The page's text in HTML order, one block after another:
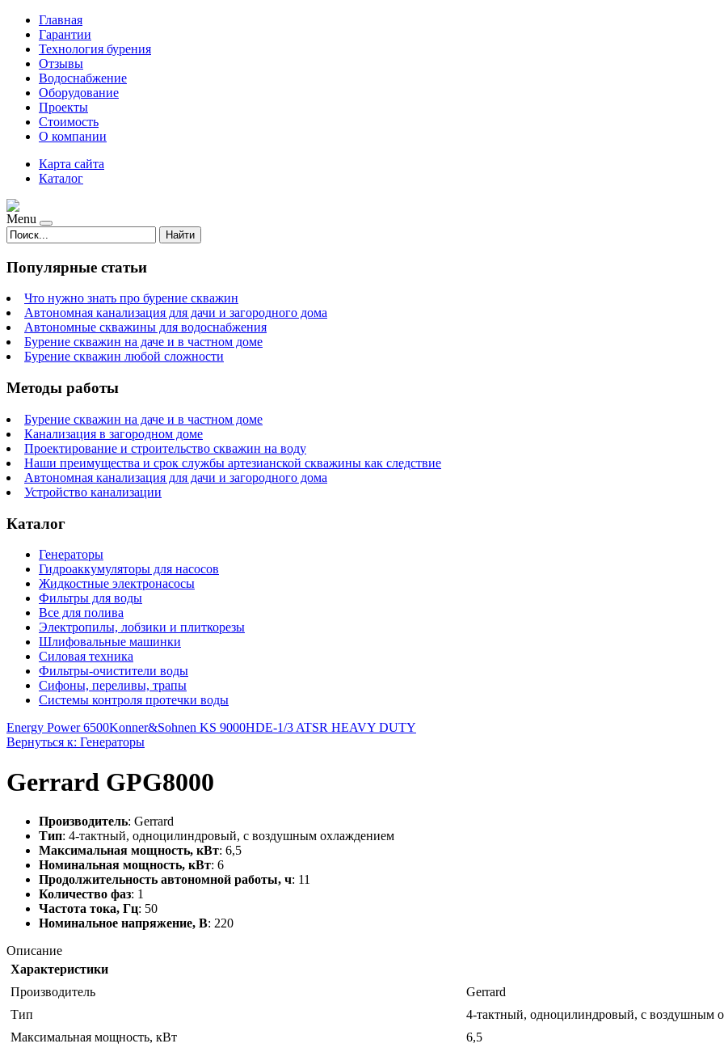
Главная
Гарантии
Технология бурения
Отзывы
Водоснабжение
Оборудование
Проекты
Стоимость
О компании
Карта сайта
Каталог
Menu
Найти
Популярные статьи
Что нужно знать про бурение скважин
Автономная канализация для дачи и загородного дома
Автономные скважины для водоснабжения
Бурение скважин на даче и в частном доме
Бурение скважин любой сложности
Методы работы
Бурение скважин на даче и в частном доме
Канализация в загородном доме
Проектирование и строительство скважин на воду
Наши преимущества и срок службы артезианской скважины как следствие
Автономная канализация для дачи и загородного дома
Устройство канализации
Каталог
Генераторы
Гидроаккумуляторы для насосов
Жидкостные электронасосы
Фильтры для воды
Все для полива
Электропилы, лобзики и плиткорезы
Шлифовальные машинки
Силовая техника
Фильтры-очистители воды
Сифоны, переливы, трапы
Системы контроля протечки воды
Energy Power 6500Konner&Sohnen KS 9000HDE-1/3 ATSR HEAVY DUTY
Вернуться к: Генераторы
Gerrard GPG8000
Производитель: Gerrard
Тип: 4-тактный, одноцилиндровый, с воздушным охлаждением
Максимальная мощность, кВт: 6,5
Номинальная мощность, кВт: 6
Продолжительность автономной работы, ч: 11
Количество фаз: 1
Частота тока, Гц: 50
Номинальное напряжение, В: 220
Описание
Характеристики
Производитель
Gerrard
Тип
4-тактный, одноцилиндровый, с воздушным
Максимальная мощность, кВт
6,5